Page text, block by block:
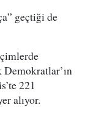
geçtiği de
221
alıyor.